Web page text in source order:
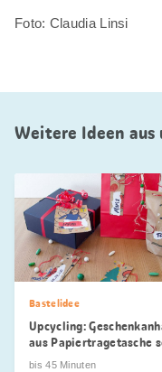
Foto: Claudia Linsi
Weitere Ideen
Bastelidee
Upcycling:
aus Papiertragetasche
machen
bis 45 Minuten